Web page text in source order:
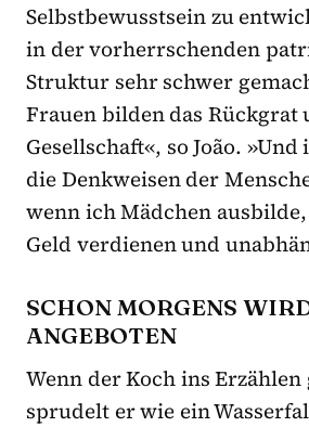
Selbstbewusstsein zu
in der vorherrschenden
Struktur sehr schwer
Frauen bilden das Rückgrat
Gesellschaft«, so João.
die Denkweisen der
wenn ich Mädchen ausbilde,
Geld verdienen und
SCHON MORGENS
ANGEBOTEN
Wenn der Koch ins
sprudelt er wie ein